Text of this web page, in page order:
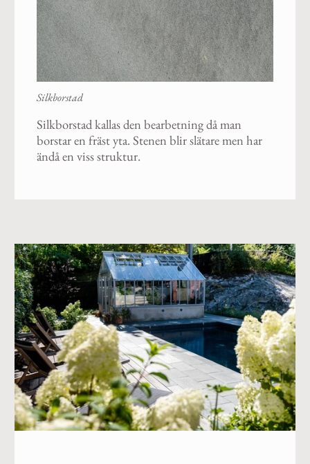
Silkborstad
Silkborstad kallas den bearbetning då man
borstar en fräst yta. Stenen blir slätare men har
ändå en viss struktur.